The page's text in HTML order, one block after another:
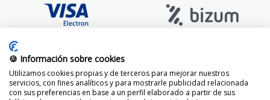
🍪 Información sobre cookies
Utilizamos cookies propias y de terceros para mejorar nuestros
servicios, con fines analíticos y para mostrarle publicidad relacionada
con sus preferencias en base a un perfil elaborado a partir de sus